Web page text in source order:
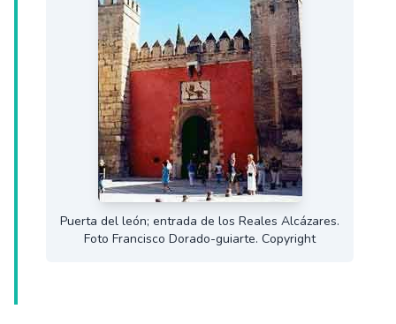
Puerta del león; entrada de los Reales Alcázares.
Foto Francisco Dorado-guiarte. Copyright